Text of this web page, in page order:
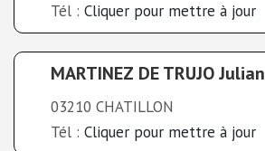
Tél : Cliquer pour mettre à jour
MARTINEZ DE TRUJO Julian
03210 CHATILLON
Tél : Cliquer pour mettre à jour